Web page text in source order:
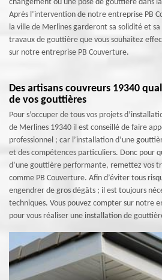
changement ou une pose de gouttière dans
Après l’intervention de notre entreprise PB
la ville de Merlines garderont sa solidité et
travaux de gouttière que vous souhaitez
sur notre entreprise PB Couverture.
Des artisans couvreurs 19340
de vos gouttières
Pour s’occuper de tous vos projets
de Merlines 19340 il est conseillé de faire
professionnel ; car l’installation d’une
et des compétences particuliers. Donc pour
d’une gouttière performante, remettez vos
comme PB Couverture. Afin d’éviter tous
engendrer de gros dégâts ; il est toujours
techniques. Vous pouvez compter sur notre
pour vous réaliser une installation de